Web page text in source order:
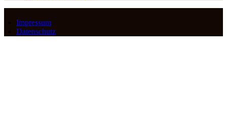
Impressum
Datenschutz